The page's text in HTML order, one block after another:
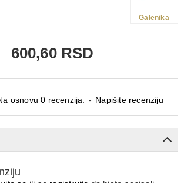
osnovu 0 recenzija. - Napišite recenziju
600,60 RSD
Galenika